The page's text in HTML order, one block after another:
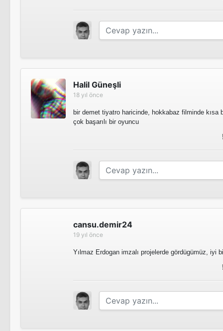
Halil Güneşli
18 yıl önce
bir demet tiyatro haricinde, hokkabaz filminde kısa
çok başarılı bir oyuncu
cansu.demir24
19 yıl önce
Yılmaz Erdogan imzalı projelerde gördügümüz, iyi